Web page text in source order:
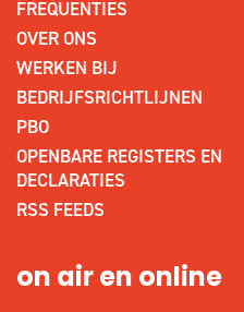
FREQUENTIES
OVER ONS
WERKEN BIJ
BEDRIJFSRICHTLIJNEN
PBO
OPENBARE REGISTERS EN
DECLARATIES
RSS FEEDS
on air en online